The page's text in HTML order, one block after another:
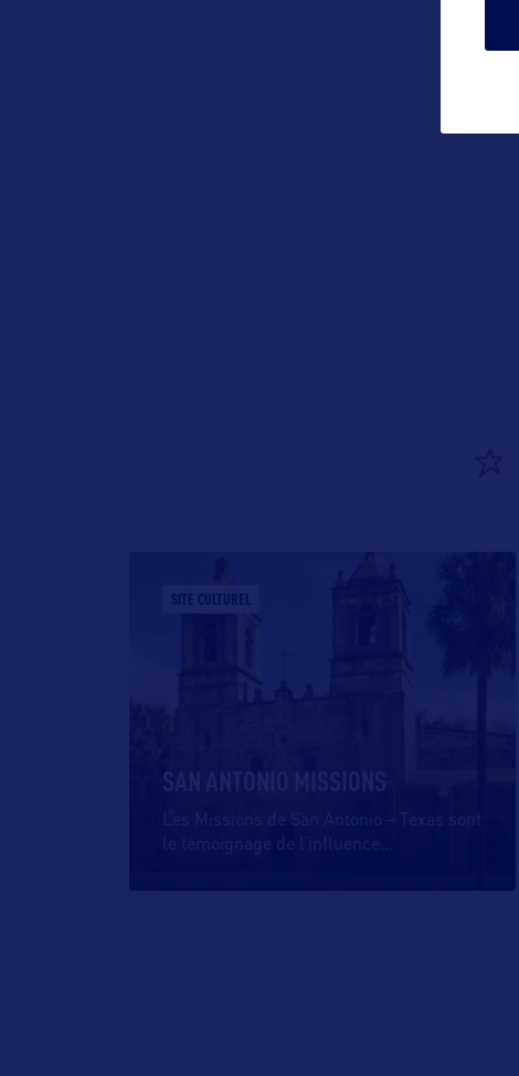
SITE CULTUREL
SAN ANTONIO MISSIONS
Les Missions de San Antonio – Texas sont
le témoignage de l’influence